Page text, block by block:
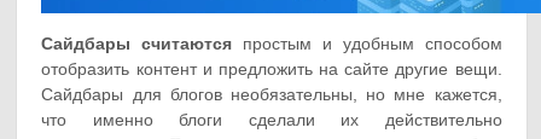
Сайдбары считаются простым и удобным способом
отобразить контент и предложить на сайте другие вещи.
Сайдбары для блогов необязательны, но мне кажется,
что именно блоги сделали их действительно